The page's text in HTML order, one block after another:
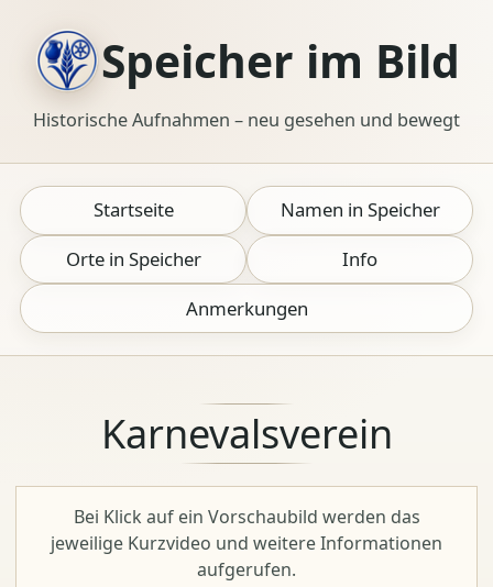
Speicher im Bild
Historische Aufnahmen – neu gesehen und bewegt
Startseite
Namen in Speicher
Orte in Speicher
Info
Anmerkungen
Karnevalsverein
Bei Klick auf ein Vorschaubild werden das
jeweilige Kurzvideo und weitere Informationen
aufgerufen.